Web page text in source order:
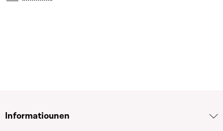
Informatiounen